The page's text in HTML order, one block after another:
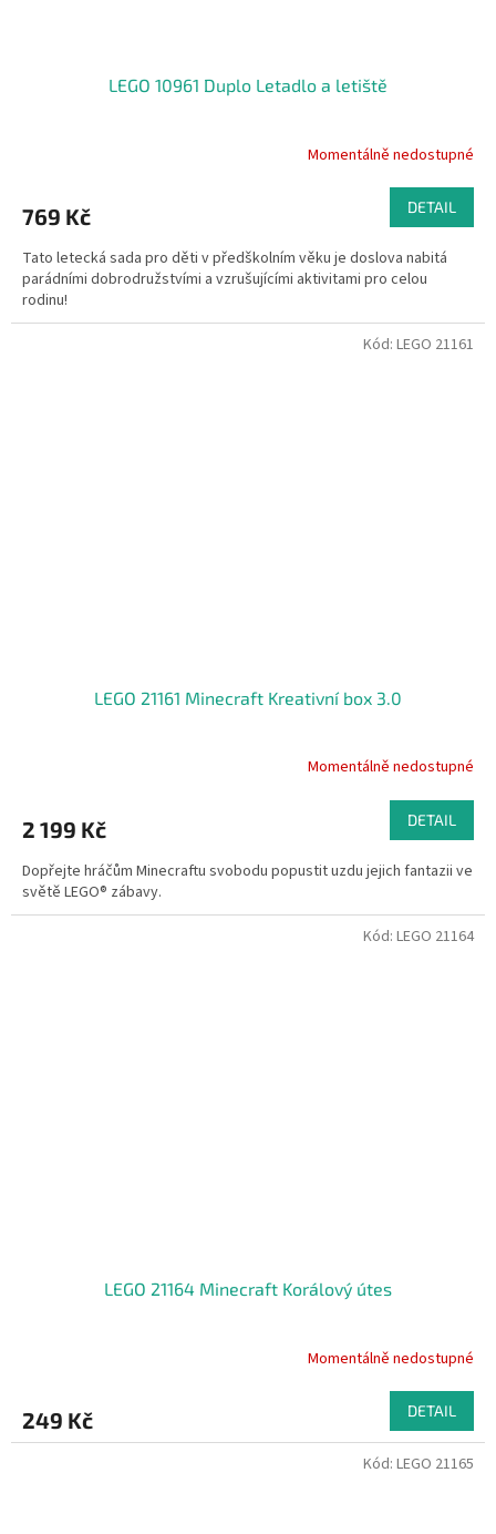
LEGO 10961 Duplo Letadlo a letiště
Momentálně nedostupné
769 Kč DETAIL
Tato letecká sada pro děti v předškolním věku je doslova nabitá
parádními dobrodružstvími a vzrušujícími aktivitami pro celou
rodinu!
LEGO 21161 Minecraft Kreativní box 3.0
Momentálně nedostupné
2 199 Kč DETAIL
Dopřejte hráčům Minecraftu svobodu popustit uzdu jejich fantazii ve
světě LEGO® zábavy.
Kód: LEGO 21161
LEGO 21164 Minecraft Korálový útes
Momentálně nedostupné
249 Kč DETAIL
Kód: LEGO 21164
Kód: LEGO 21165